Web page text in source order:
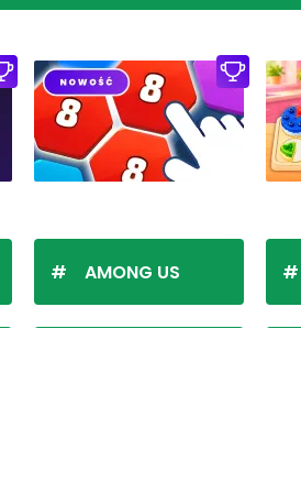
AMONG US